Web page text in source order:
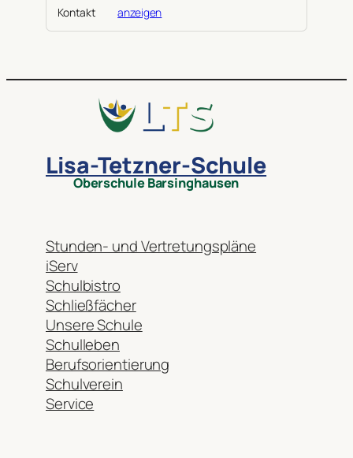
Kontakt
anzeigen
Lisa-Tetzner-Schule
Oberschule Barsinghausen
Stunden- und Vertretungspläne
iServ
Schulbistro
Schließfächer
Unsere Schule
Schulleben
Berufsorientierung
Schulverein
Service